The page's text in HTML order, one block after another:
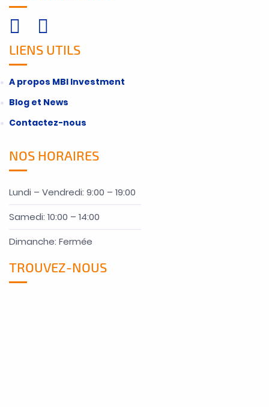
LIENS UTILS
A propos MBI Investment
Blog et News
Contactez-nous
NOS HORAIRES
Lundi – Vendredi: 9:00 – 19:00
Samedi: 10:00 – 14:00
Dimanche: Fermée
TROUVEZ-NOUS